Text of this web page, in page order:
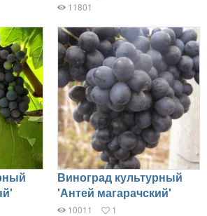
11801
Виноград культурный
'Антей магарачский'
10011 1